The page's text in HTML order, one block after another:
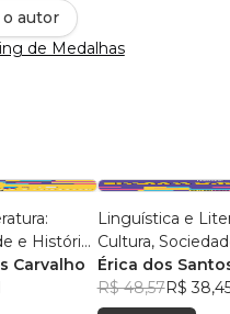
autor
de Medalhas
e História
Carvalho
Linguística e
Cultura,
Érica dos
R$ 48,57R$